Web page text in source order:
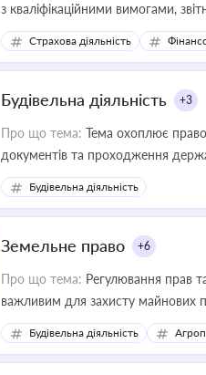
з кваліфікаційними вимогами,
медійних змін у цій сфері
приватизації, оренди державного
Страхова діяльність
Будівельна діяльність +3
Про що тема: Тема охоплює
документів та проходження
Будівельна діяльність
Земельне право +6
Про що тема: Регулювання прав
важливим для захисту майнових
ресурсами
Будівельна діяльність